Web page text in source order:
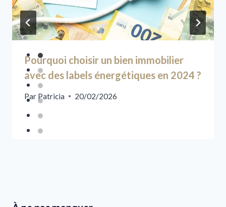
Pourquoi choisir un bien immobilier
avec des labels énergétiques en 2024 ?
Par Patricia 20/02/2026